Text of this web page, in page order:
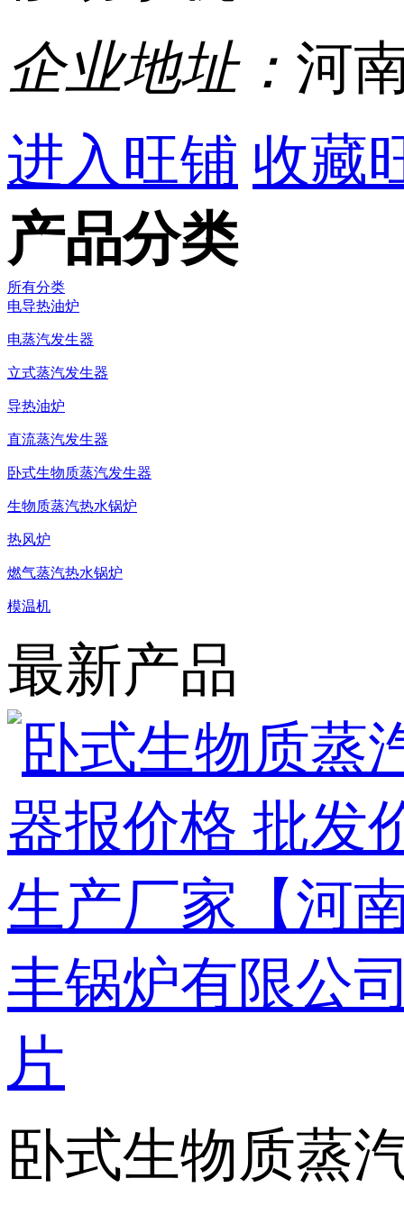
企业地址： 河
进入旺铺 收藏
产品分类
所有分类
电导热油炉
电蒸汽发生器
立式蒸汽发生器
导热油炉
直流蒸汽发生器
卧式生物质蒸汽发生器
生物质蒸汽热水锅炉
热风炉
燃气蒸汽热水锅炉
模温机
最新产品
卧式生物质蒸